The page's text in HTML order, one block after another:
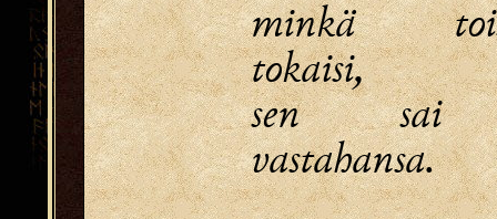
minkä
tokaisi,
sen sai
vastahansa.